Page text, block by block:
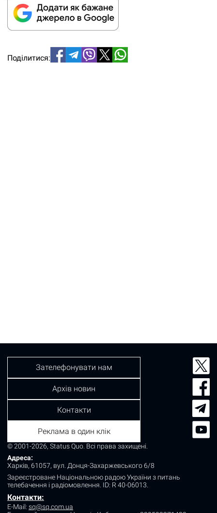
Поділитися:
© 2001-2026, Status Quo. Всі права захищені.
Адреса:
Харків, 61057, вул. Донця-Захаржевського 6/8
Зареєстроване Національною радою України з питань
телебачення і радіомовлення. ID: R 40-06013.
Контакти:
E-Mail: sq@sq.com.ua
Зателефонувати нам
Архів новин
Контакти
Реклама в один клік